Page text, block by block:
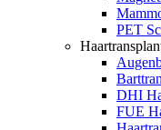
PET
DHI
FUE